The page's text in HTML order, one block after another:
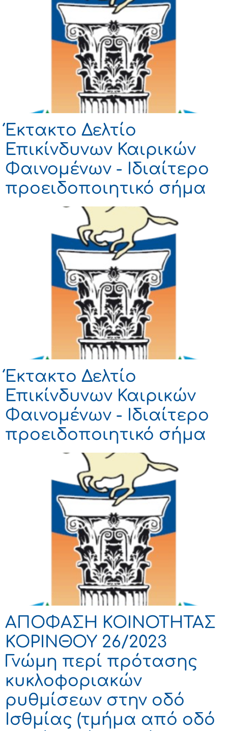
Έκτακτο Δελτίο
Επικίνδυνων Καιρικών
Φαινομένων - Ιδιαίτερο
προειδοποιητικό σήμα
Έκτακτο Δελτίο
Επικίνδυνων Καιρικών
Φαινομένων - Ιδιαίτερο
προειδοποιητικό σήμα
ΑΠΟΦΑΣΗ ΚΟΙΝΟΤΗΤΑΣ
ΚΟΡΙΝΘΟΥ 26/2023
Γνώμη περί πρότασης
κυκλοφοριακών
ρυθμίσεων στην οδό
Ισθμίας (τμήμα από οδό